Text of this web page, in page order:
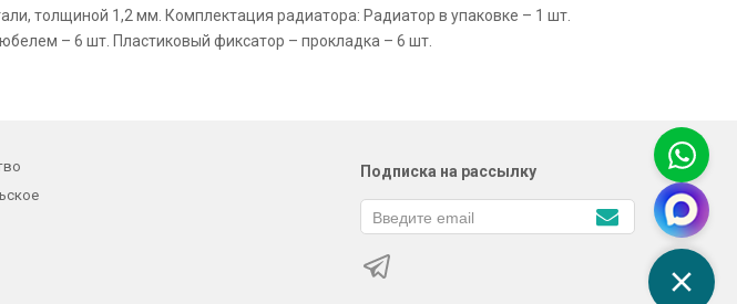
толщиной 1,2 мм. Комплектация радиатора: Радиатор в упаковке – 1 шт.
– 6 шт. Пластиковый фиксатор – прокладка – 6 шт.
Подписка на рассылку